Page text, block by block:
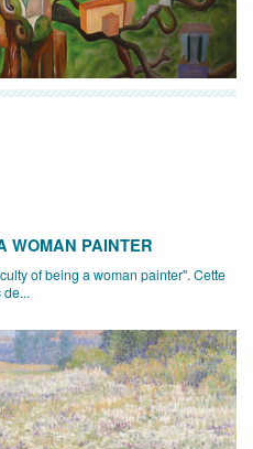
WOMAN PAINTER
of being a woman painter". Cette